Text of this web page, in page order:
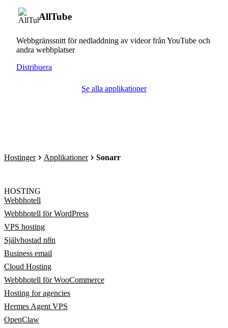
AllTube
Webbgränssnitt för nedladdning av videor från YouTube och
andra webbplatser
Distribuera
Se alla applikationer
Hostinger Applikationer Sonarr
HOSTING
Webbhotell
Webbhotell för WordPress
VPS hosting
Självhostad n8n
Business email
Cloud Hosting
Webbhotell för WooCommerce
Hosting for agencies
Hermes Agent VPS
OpenClaw